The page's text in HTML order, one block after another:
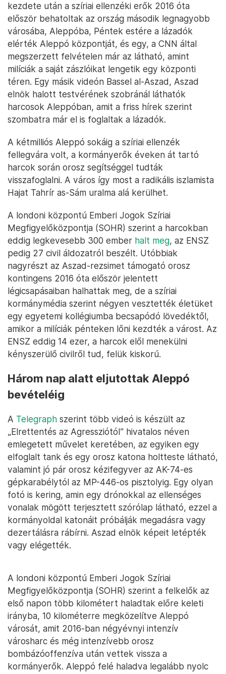
kezdete után a szíriai ellenzéki erők 2016 óta
először behatoltak az ország második legnagyobb
városába, Aleppóba, Péntek estére a lázadók
elérték Aleppó központját, és egy, a CNN által
megszerzett felvételen már az látható, amint
milíciák a saját zászlóikat lengetik egy központi
téren. Egy másik videón Bassel al-Aszad, Aszad
elnök halott testvérének szobránál láthatók
harcosok Aleppóban, amit a friss hírek szerint
szombatra már el is foglaltak a lázadók.
A kétmilliós Aleppó sokáig a szíriai ellenzék
fellegvára volt, a kormányerők éveken át tartó
harcok során orosz segítséggel tudták
visszafoglalni. A város így most a radikális iszlamista
Hajat Tahrír as-Sám uralma alá kerülhet.
A londoni központú Emberi Jogok Szíriai
Megfigyelőközpontja (SOHR) szerint a harcokban
eddig legkevesebb 300 ember halt meg, az ENSZ
pedig 27 civil áldozatról beszélt. Utóbbiak
nagyrészt az Aszad-rezsimet támogató orosz
kontingens 2016 óta először jelentett
légicsapásaiban halhattak meg, de a szíriai
kormánymédia szerint négyen vesztették életüket
egy egyetemi kollégiumba becsapódó lövedéktől,
amikor a milíciák pénteken lőni kezdték a várost. Az
ENSZ eddig 14 ezer, a harcok elől menekülni
kényszerülő civilről tud, felük kiskorú.
Három nap alatt eljutottak Aleppó
bevételéig
A Telegraph szerint több videó is készült az
„Elrettentés az Agressziótól” hivatalos néven
emlegetett művelet keretében, az egyiken egy
elfoglalt tank és egy orosz katona holtteste látható,
valamint jó pár orosz kézifegyver az AK-74-es
gépkarabélytól az MP-446-os pisztolyig. Egy olyan
fotó is kering, amin egy drónokkal az ellenséges
vonalak mögött terjesztett szórólap látható, ezzel a
kormányoldal katonáit próbálják megadásra vagy
dezertálásra rábírni. Aszad elnök képeit letépték
vagy elégették.
A londoni központú Emberi Jogok Szíriai
Megfigyelőközpontja (SOHR) szerint a felkelők az
első napon több kilométert haladtak előre keleti
irányba, 10 kilométerre megközelítve Aleppó
városát, amit 2016-ban négyévnyi intenzív
városharc és még intenzívebb orosz
bombázóoffenzíva után vettek vissza a
kormányerők. Aleppó felé haladva legalább nyolc